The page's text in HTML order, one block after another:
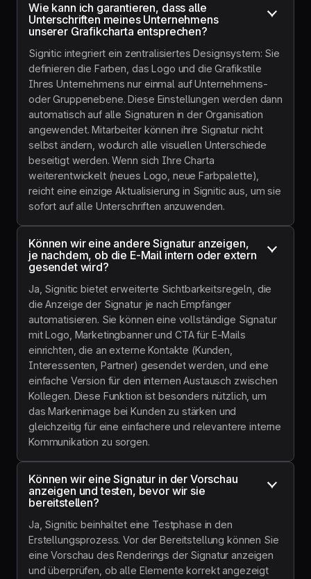
Wie kann ich garantieren, dass alle
Unterschriften meines Unternehmens
unserer Grafikcharta entsprechen?
Signitic integriert ein zentralisiertes Designsystem: Sie
definieren die Farben, das Logo und die Grafikstile
Ihres Unternehmens nur einmal auf Unternehmens-
oder Gruppenebene. Diese Einstellungen werden dann
automatisch auf alle Signaturen in der Organisation
angewendet. Mitarbeiter können ihre Signatur nicht
selbst ändern, wodurch alle visuellen Unterschiede
beseitigt werden. Wenn sich Ihre Charta
weiterentwickelt (neues Logo, neue Farbpalette),
reicht eine einzige Aktualisierung in Signitic aus, um sie
sofort auf alle Unterschriften anzuwenden.
Können wir eine andere Signatur anzeigen,
je nachdem, ob die E-Mail intern oder extern
gesendet wird?
Ja, Signitic bietet erweiterte Sichtbarkeitsregeln, die
die Anzeige der Signatur je nach Empfänger
automatisieren. Sie können eine vollständige Signatur
mit Logo, Marketingbanner und CTA für E-Mails
einrichten, die an externe Kontakte (Kunden,
Interessenten, Partner) gesendet werden, und eine
einfache Version für den internen Austausch zwischen
Kollegen. Diese Funktion ist besonders nützlich, um
das Markenimage bei Kunden zu stärken und
gleichzeitig für eine einfachere und relevantere interne
Kommunikation zu sorgen.
Können wir eine Signatur in der Vorschau
anzeigen und testen, bevor wir sie
bereitstellen?
Ja, Signitic beinhaltet eine Testphase in den
Erstellungsprozess. Vor der Bereitstellung können Sie
eine Vorschau des Renderings der Signatur anzeigen
und überprüfen, ob alle Elemente korrekt angezeigt